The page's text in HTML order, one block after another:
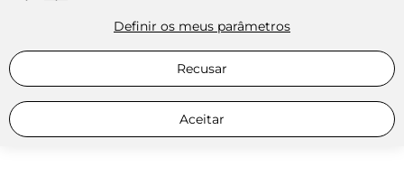
Definir os meus parâmetros
Recusar
Aceitar